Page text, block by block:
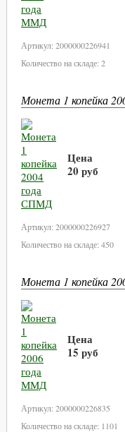
Артикул: 2000000226941
Количество на складе: 2
Монета 1 копейка
Цена
20 руб
Артикул: 2000000226927
Количество на складе: 450
Монета 1 копейка
Цена
15 руб
Артикул: 2000000226835
Количество на складе: 1101